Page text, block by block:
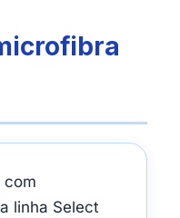
com
linha Select